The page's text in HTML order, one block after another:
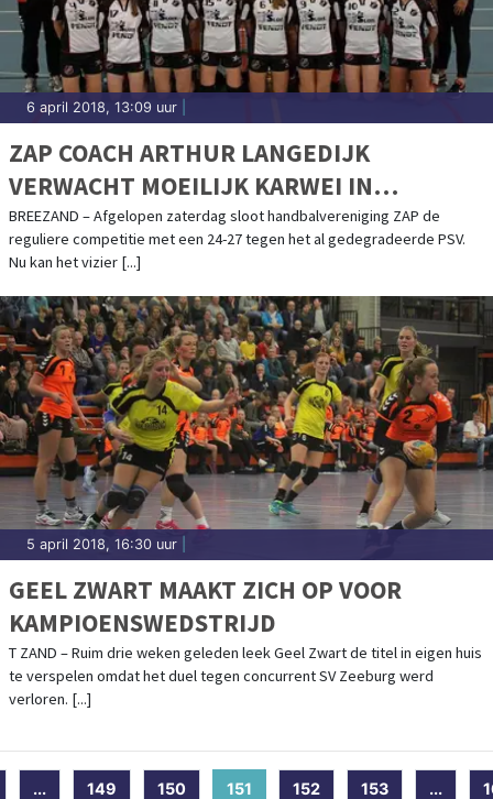
6 april 2018, 13:09 uur
ZAP COACH ARTHUR LANGEDIJK
VERWACHT MOEILIJK KARWEI IN
NACOMPETITIE
BREEZAND – Afgelopen zaterdag sloot handbalvereniging ZAP de
reguliere competitie met een 24-27 tegen het al gedegradeerde PSV.
Nu kan het vizier [...]
5 april 2018, 16:30 uur
GEEL ZWART MAAKT ZICH OP VOOR
KAMPIOENSWEDSTRIJD
T ZAND – Ruim drie weken geleden leek Geel Zwart de titel in eigen huis
te verspelen omdat het duel tegen concurrent SV Zeeburg werd
verloren. [...]
... 149 150 151 (current)
152 153 ...